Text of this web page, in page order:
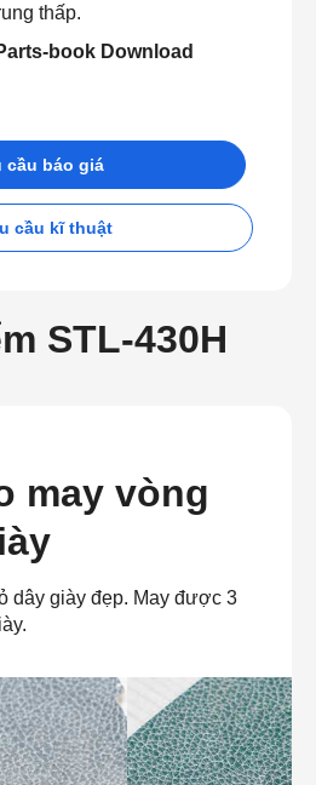
thấp.
book Download
cầu báo giá
cầu kĩ thuật
STL-430H
may vòng
dây giày đẹp. May được 3